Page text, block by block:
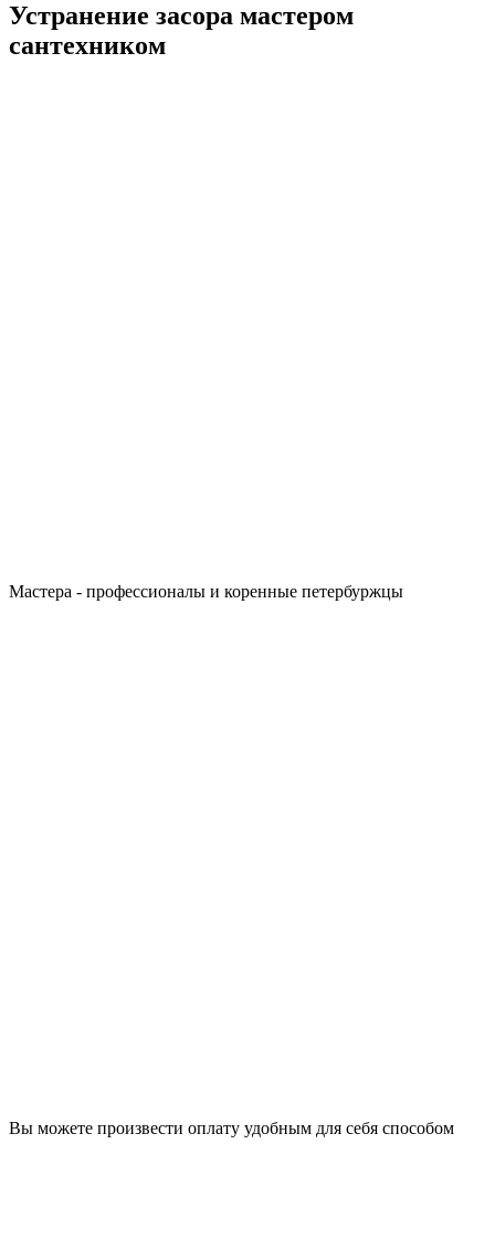
Устранение засора мастером
сантехником
Мастера - профессионалы и коренные петербуржцы
Вы можете произвести оплату удобным для себя способом